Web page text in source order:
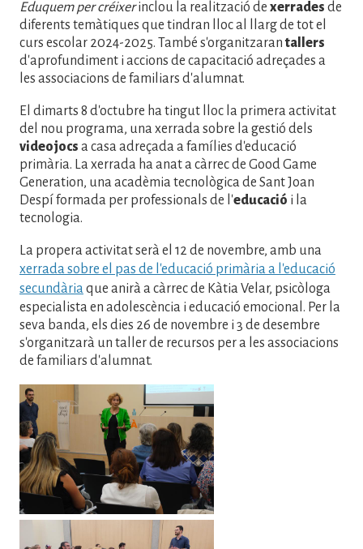
Eduquem per créixerinclou la realització de xerrades de
diferents temàtiques que tindran lloc al llarg de tot el
curs escolar 2024-2025. També s'organitzarantallers
d'aprofundiment i accions de capacitació adreçades a
les associacions de familiars d'alumnat.
El dimarts 8 d'octubre ha tingut lloc la primera activitat
del nou programa, una xerrada sobre la gestió dels
videojocs a casa adreçada a famílies d'educació
primària. La xerrada ha anat a càrrec de Good Game
Generation, una acadèmia tecnològica de Sant Joan
Despí formada per professionals de l'educació i la
tecnologia.
La propera activitat serà el 12 de novembre, amb una
xerrada sobre el pas de l'educació primària a l'educació
secundàriaque anirà a càrrec de Kàtia Velar, psicòloga
especialista en adolescència i educació emocional. Per la
seva banda, els dies 26 de novembre i 3 de desembre
s'organitzarà un taller de recursos per a les associacions
de familiars d'alumnat.
Imatge